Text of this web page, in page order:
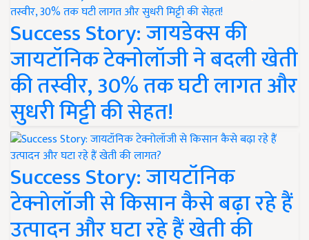
Success Story: जायडेक्स की
जायटॉनिक टेक्नोलॉजी ने बदली खेती
की तस्वीर, 30% तक घटी लागत और
सुधरी मिट्टी की सेहत!
Success Story: जायटॉनिक
टेक्नोलॉजी से किसान कैसे बढ़ा रहे हैं
उत्पादन और घटा रहे हैं खेती की